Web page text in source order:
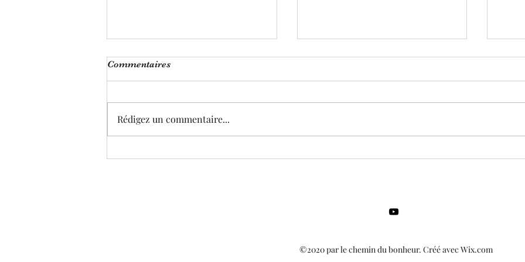
Trouver la joie en Dieu
Mes
Commentaires
Rédigez un commentaire...
©2020 par le chemin du bonheur. Créé avec Wix.com